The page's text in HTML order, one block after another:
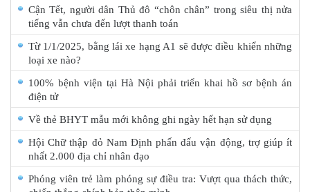
Cận Tết, người dân Thủ đô “chôn chân” trong siêu thị nửa
tiếng vẫn chưa đến lượt thanh toán
Từ 1/1/2025, bằng lái xe hạng A1 sẽ được điều khiển những
loại xe nào?
100% bệnh viện tại Hà Nội phải triển khai hồ sơ bệnh án
điện tử
Về thẻ BHYT mẫu mới không ghi ngày hết hạn sử dụng
Hội Chữ thập đỏ Nam Định phấn đấu vận động, trợ giúp ít
nhất 2.000 địa chỉ nhân đạo
Phóng viên trẻ làm phóng sự điều tra: Vượt qua thách thức,